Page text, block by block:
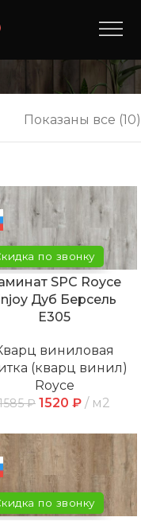
Показаны все (10)
по звонку
SPC Royce
Дуб Берсель
Е305
виниловая
(кварц винил)
Royce
₽ 1520 ₽ м2
по звонку